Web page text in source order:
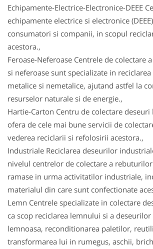
Echipamente-Electrice-Electronice-DEEE
echipamente electrice si electronice
consumatori si companii, in scopul
acestora.,
Feroase-Neferoase Centrele de colectare
si neferoase sunt specializate in
metalice si nemetalice, ajutand astfel la
resurselor naturale si de energie.,
Hartie-Carton Centru de colectare
ofera de cele mai bune servicii de
vederea reciclarii si refolosirii acestora.,
Industriale Reciclarea deseurilor
nivelul centrelor de colectare a
ramase in urma activitatilor industriale,
materialul din care sunt confectionate
Lemn Centrele specializate in colectare
ca scop reciclarea lemnului si a
lemnoasa, reconditionarea paletilor,
transformarea lui in rumegus, aschii,